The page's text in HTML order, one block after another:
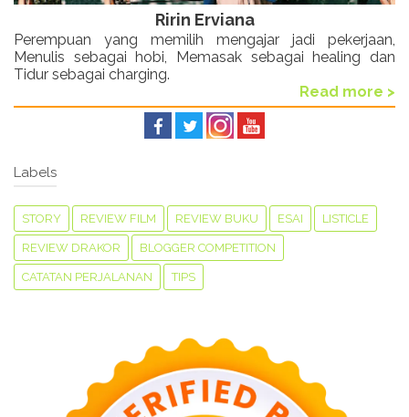
Ririn Erviana
Perempuan yang memilih mengajar jadi pekerjaan,
Menulis sebagai hobi, Memasak sebagai healing dan
Tidur sebagai charging.
Read more >
Labels
STORY REVIEW FILM REVIEW BUKU ESAI LISTICLE
REVIEW DRAKOR BLOGGER COMPETITION
CATATAN PERJALANAN TIPS